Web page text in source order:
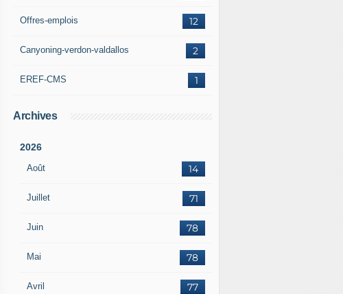
12
Offres-emplois
2
Canyoning-verdon-valdallos
1
EREF-CMS
Archives
2026
Août 14
Juillet 71
Juin 78
Mai 78
Avril 77